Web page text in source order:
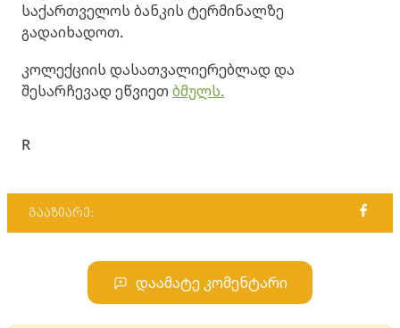
საქართველოს ბანკის ტერმინალზე
გადაიხადოთ.
კოლექციის დასათვალიერებლად და
შესარჩევად ეწვიეთ ბმულს.
R
გააზიარე:
დაამატე კომენტარი